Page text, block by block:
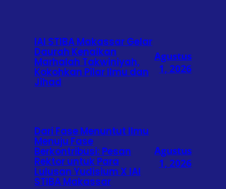
IAI STIBA Makassar Gelar
Daurah Kenaikan
Marhalah Takwiniyah,
Kokohkan Pilar Ilmu dan
Jihad
Agustus
1, 2026
Dari Fase Menuntut Ilmu
Menuju Fase
Berkontribusi: Pesan
Rektor untuk Para
Lulusan Yudisium X IAI
STIBA Makassar
Agustus
1, 2026